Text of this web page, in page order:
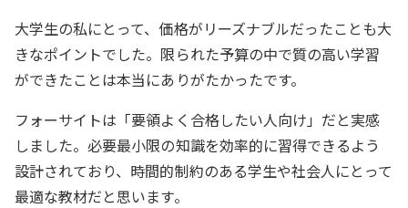
大学生の私にとって、価格がリーズナブルだったことも大
きなポイントでした。限られた予算の中で質の高い学習
ができたことは本当にありがたかったです。
フォーサイトは「要領よく合格したい人向け」だと実感
しました。必要最小限の知識を効率的に習得できるよう
設計されており、時間的制約のある学生や社会人にとって
最適な教材だと思います。